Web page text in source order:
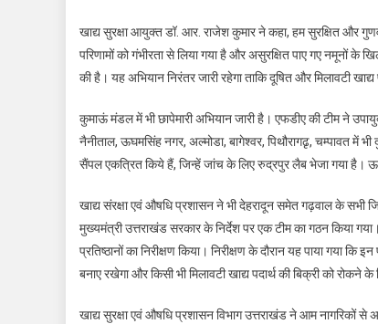
खाद्य सुरक्षा आयुक्त डॉ. आर. राजेश कुमार ने कहा, हम सुरक्षित और
परिणामों को गंभीरता से लिया गया है और असुरक्षित पाए गए नमूनों के
की है। यह अभियान निरंतर जारी रहेगा ताकि दूषित और मिलावटी खाद्य
कुमाऊं मंडल में भी छापेमारी अभियान जारी है। एफडीए की टीम ने
नैनीताल, ऊघमसिंह नगर, अल्मोडा, बागेश्वर, पिथौरागढृ, चम्पावत में
सैंपल एकत्रित किये हैं, जिन्हें जांच के लिए रुद्रपुर लैब भेजा गया है।
खाद्य संरक्षा एवं औषधि प्रशासन ने भी देहरादून समेत गढ़वाल के सभी
मुख्यमंत्री उत्तराखंड सरकार के निर्देश पर एक टीम का गठन किया
प्रतिष्ठानों का निरीक्षण किया। निरीक्षण के दौरान यह पाया गया
बनाए रखेगा और किसी भी मिलावटी खाद्य पदार्थ की बिक्री को रोकने
खाद्य सुरक्षा एवं औषधि प्रशासन विभाग उत्तराखंड ने आम नागरिकों से